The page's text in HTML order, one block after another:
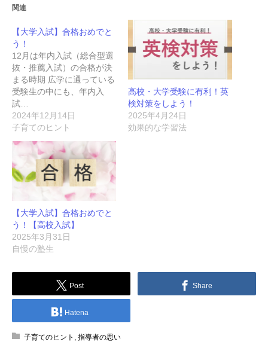
関連
【大学入試】合格おめでと
う！
12月は年内入試（総合型選
抜・推薦入試）の合格が決
まる時期 広学に通っている
受験生の中にも、年内入
試…
2024年12月14日
子育てのヒント
高校・大学受験に有利！英
検対策をしよう！
2025年4月24日
効果的な学習法
【大学入試】合格おめでと
う！【高校入試】
2025年3月31日
自慢の塾生
Post Share
Hatena
子育てのヒント 指導者の思い